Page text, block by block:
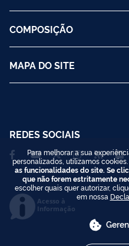
COMPOSIÇÃO
MAPA DO SITE
REDES SOCIAIS
Acesso à
Informação
Para melhorar a sua
personalizados, utilizamos cookies.
as funcionalidades do site. Se
que não forem estritamente
escolher quais quer autorizar,
em nossa